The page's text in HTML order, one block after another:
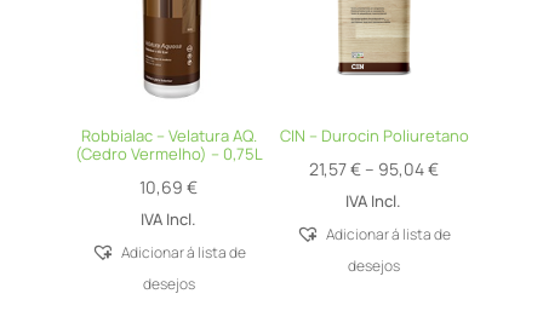
Robbialac – Velatura AQ.
(Cedro Vermelho) – 0,75L
10,69€
IVA Incl.
Adicionar á lista de
desejos
CIN – Durocin Poliuretano
21,57€ – 95,04€Price
21,57 €
IVA Incl.
Adicionar á lista de
desejos